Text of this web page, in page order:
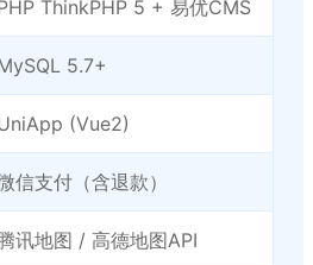
ThinkPHP 5 + 易优CMS
5.7+
(Vue2)
信支付（含退款）
讯地图 / 高德地图API